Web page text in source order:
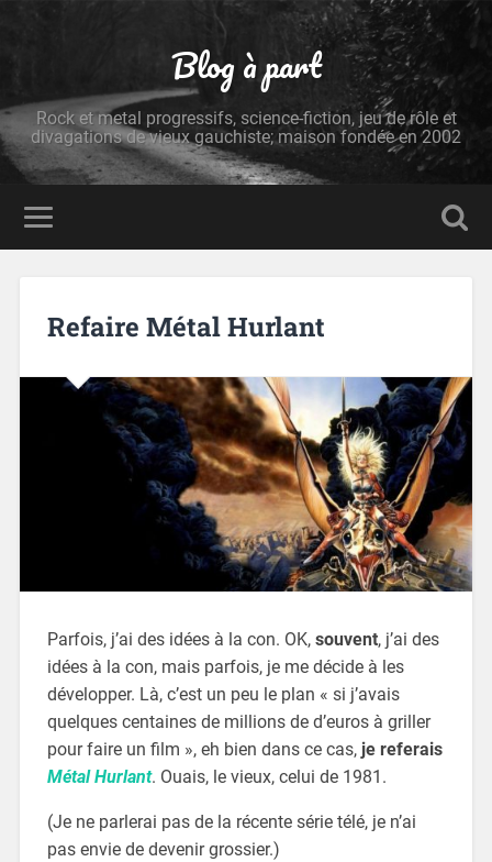
Blog à part
Rock et metal progressifs, science-fiction, jeu de rôle et
divagations de vieux gauchiste; maison fondée en 2002
Refaire Métal Hurlant
Parfois, j’ai des idées à la con. OK, souvent, j’ai des
idées à la con, mais parfois, je me décide à les
développer. Là, c’est un peu le plan « si j’avais
quelques centaines de millions de d’euros à griller
pour faire un film », eh bien dans ce cas, je referais
Métal Hurlant. Ouais, le vieux, celui de 1981.
(Je ne parlerai pas de la récente série télé, je n’ai
pas envie de devenir grossier.)